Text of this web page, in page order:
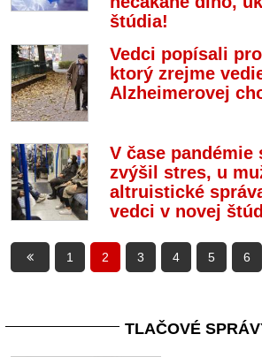
štúdia!
Vedci popísali
ktorý zrejme
Alzheimerovej
V čase pandémie
zvýšil stres, u
altruistické
vedci v novej
1 2 3 4 5 6
TLAČOVÉ